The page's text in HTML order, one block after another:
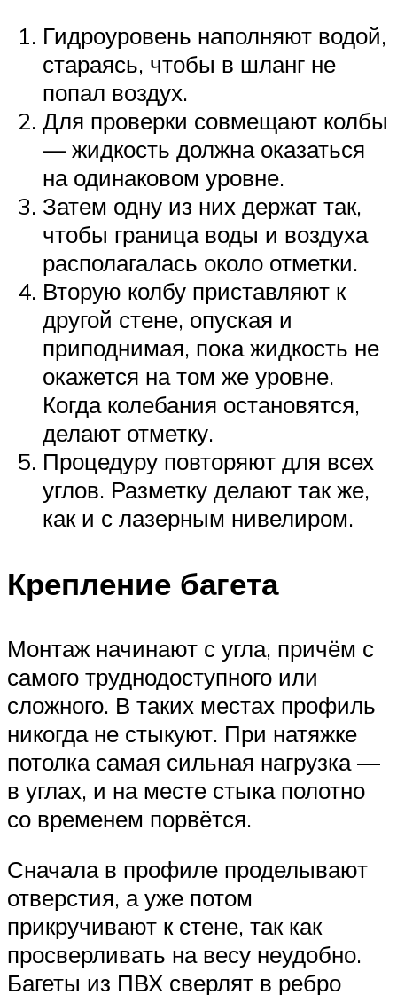
Гидроуровень наполняют водой,
стараясь, чтобы в шланг не
попал воздух.
Для проверки совмещают колбы
— жидкость должна оказаться
на одинаковом уровне.
Затем одну из них держат так,
чтобы граница воды и воздуха
располагалась около отметки.
Вторую колбу приставляют к
другой стене, опуская и
приподнимая, пока жидкость не
окажется на том же уровне.
Когда колебания остановятся,
делают отметку.
Процедуру повторяют для всех
углов. Разметку делают так же,
как и с лазерным нивелиром.
Крепление багета
Монтаж начинают с угла, причём с
самого труднодоступного или
сложного. В таких местах профиль
никогда не стыкуют. При натяжке
потолка самая сильная нагрузка —
в углах, и на месте стыка полотно
со временем порвётся.
Сначала в профиле проделывают
отверстия, а уже потом
прикручивают к стене, так как
просверливать на весу неудобно.
Багеты из ПВХ сверлят в ребро